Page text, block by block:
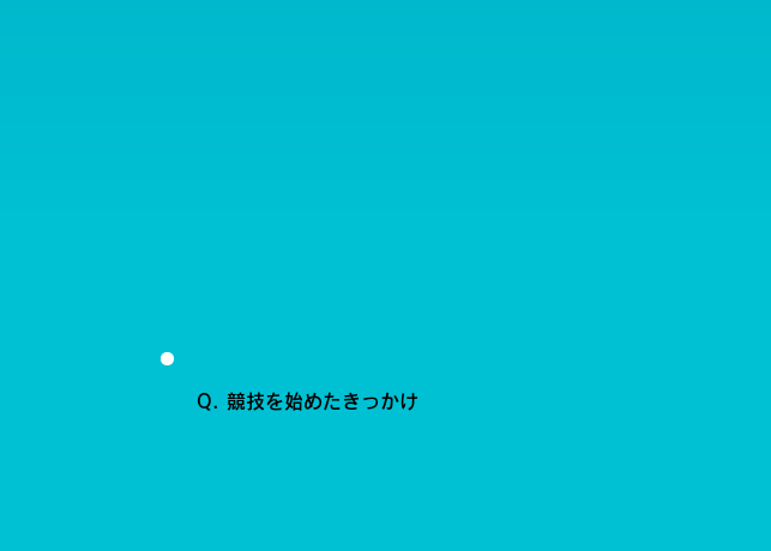
Q. 競技を始めたきっかけ